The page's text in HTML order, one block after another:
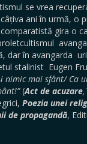
se vrea
ani în urmă, o
gira o
dar în avangarda
stalinist Eugen
nimic mai sfânt/ Ca
(Act de acuzare,
Poezia unei
de propagandă,